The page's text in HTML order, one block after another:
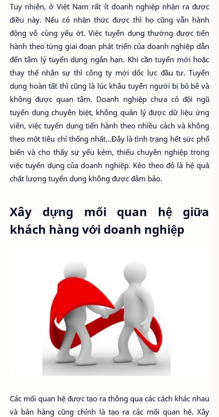
Tuy nhiên, ở Việt Nam rất ít doanh nghiệp nhận ra được
điều này. Nếu có nhận thức được thì họ cũng vẫn hành
động vô cùng yếu ớt. Việc tuyển dụng thường được tiến
hành theo từng giai đoạn phát triển của doanh nghiệp dẫn
đến tâm lý tuyển dụng ngắn hạn. Khi cần tuyển mới hoặc
thay thế nhân sự thì công ty mới dốc lực đầu tư. Tuyển
dụng hoàn tất thì cũng là lúc khâu tuyển người bị bỏ bê và
không được quan tâm. Doanh nghiệp chưa có đội ngũ
tuyển dụng chuyên biệt, không quản lý được dữ liệu ứng
viên, việc tuyển dụng tiến hành theo nhiều cách và không
theo một tiêu chí thống nhất…Đây là tình trạng hết sức phổ
biến và cho thấy sự yếu kém, thiếu chuyên nghiệp trong
việc tuyển dụng của doanh nghiệp. Kéo theo đó là hệ quả
chất lượng tuyển dụng không được đảm bảo.
Xây dựng mối quan hệ giữa
khách hàng với doanh nghiệp
Các mối quan hệ được tạo ra thông qua các cách khác nhau
và bán hàng cũng chính là tạo ra các mối quan hệ. Xây